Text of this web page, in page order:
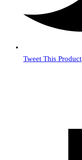
Tweet This Product